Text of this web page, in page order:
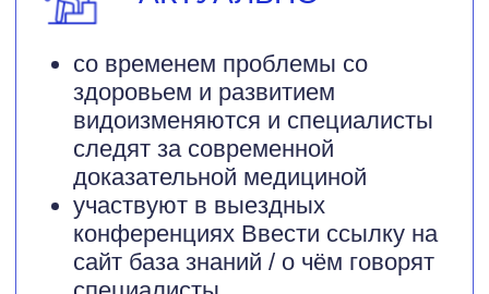
Выберите специалиста, к которому
хотите записаться
Нажимая на кнопку "Записаться на
прием", вы соглашаетесь сПолитикой
конфиденциальности